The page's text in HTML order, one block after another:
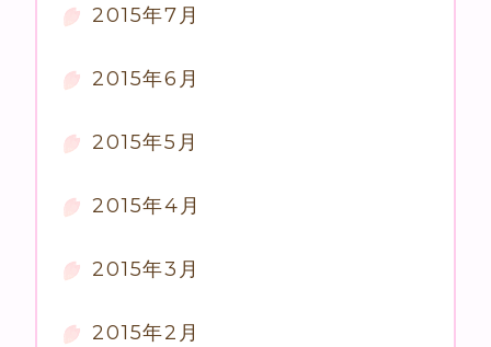
2015年7月
2015年6月
2015年5月
2015年4月
2015年3月
2015年2月